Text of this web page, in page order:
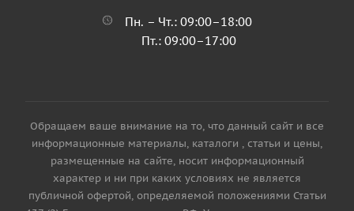
Пн. – Чт.: 09:00–18:00
Пт.: 09:00–17:00
Обращаем ваше внимание на то, что данный сайт и все
информационные материалы, каталоги , статьи и цены,
размещенные на сайте, носит информационный
характер и ни при каких условиях не является
публичной офертой, определяемой положениями Статьи